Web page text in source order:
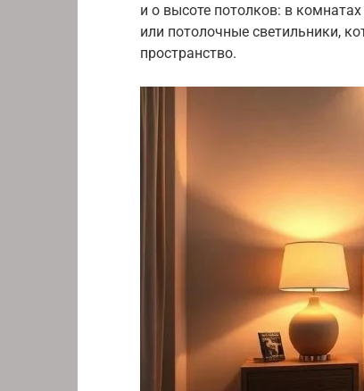
и о высоте потолков: в
или потолочные светильники,
пространство.